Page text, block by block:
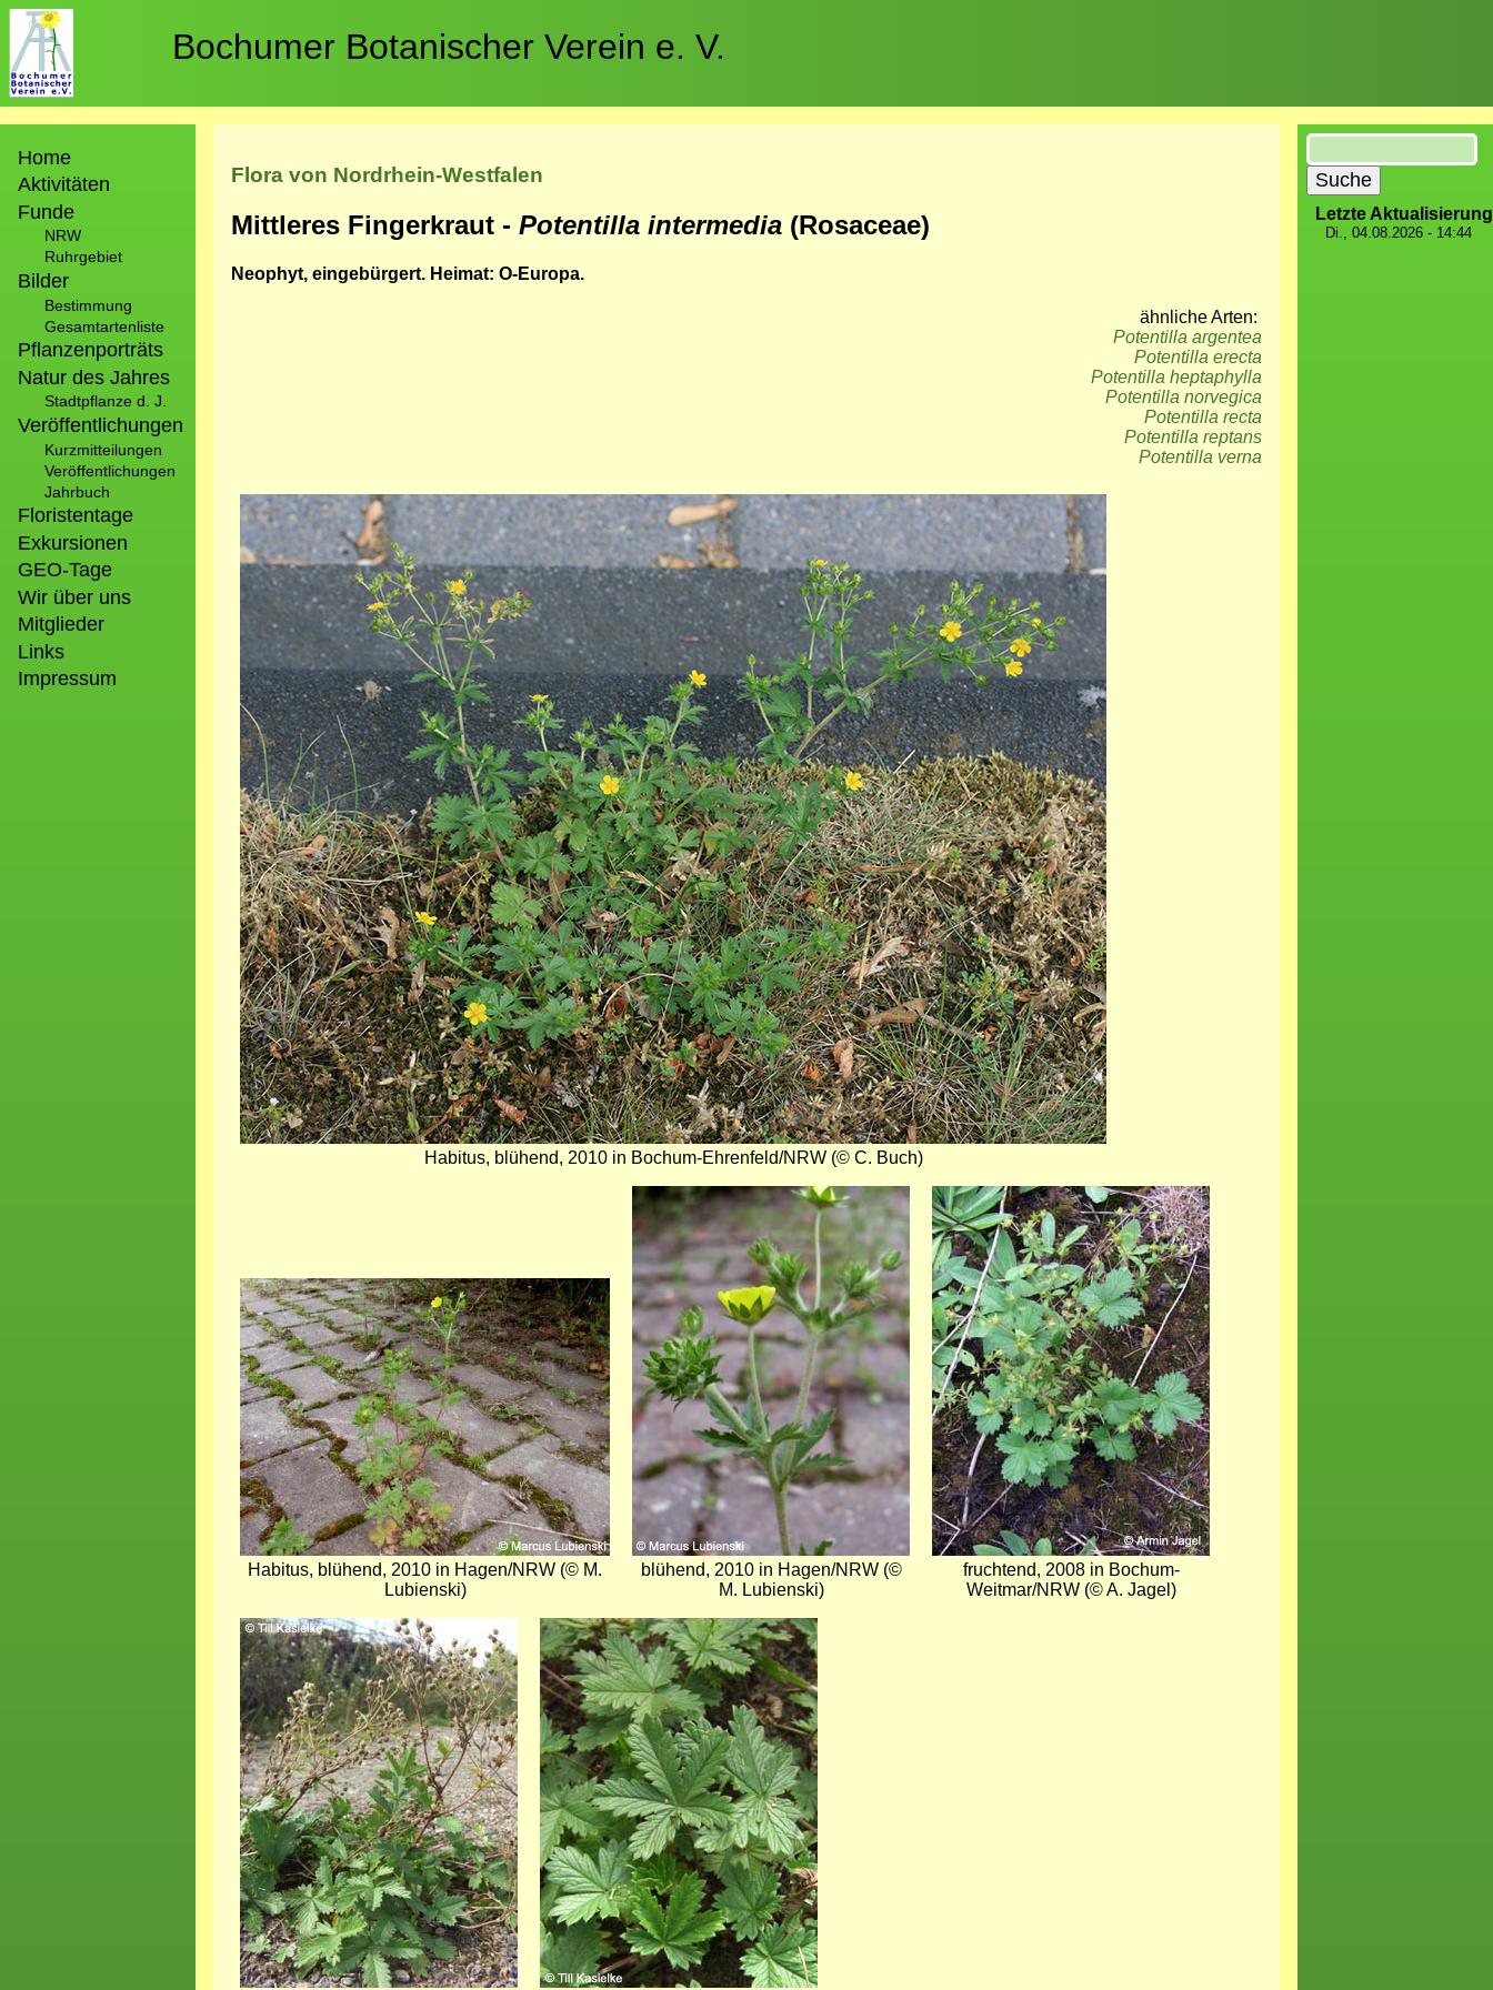
Direkt
zum
Inhalt
Bochumer Botanischer Verein e. V.
Home
Aktivitäten
Funde
NRW
Ruhrgebiet
Bilder
Bestimmung
Gesamtartenliste
Pflanzenporträts
Natur des Jahres
Stadtpflanze d. J.
Veröffentlichungen
Kurzmitteilungen
Veröffentlichungen
Jahrbuch
Floristentage
Exkursionen
GEO-Tage
Wir über uns
Mitglieder
Links
Impressum
Flora von Nordrhein-Westfalen
Mittleres Fingerkraut - Potentilla intermedia (Rosaceae)
Neophyt, eingebürgert. Heimat: O-Europa.
ähnliche Arten:
Potentilla argentea
Potentilla erecta
Potentilla heptaphylla
Potentilla norvegica
Potentilla recta
Potentilla reptans
Potentilla verna
Bild
Habitus, blühend, 2010 in Bochum-Ehrenfeld/NRW (© C. Buch)
Bild
Habitus, blühend, 2010 in Hagen/NRW (© M.
Lubienski)
Bild
blühend, 2010 in Hagen/NRW (©
M. Lubienski)
Bild
fruchtend, 2008 in Bochum-
Weitmar/NRW (© A. Jagel)
Bild
Bild
Suche
Letzte Aktualisierung
Di., 04.08.2026 - 14:44